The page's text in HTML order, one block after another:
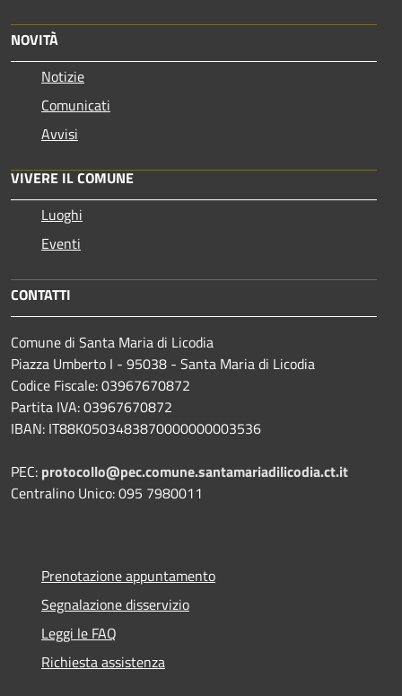
NOVITÀ
Notizie
Comunicati
Avvisi
VIVERE IL COMUNE
Luoghi
Eventi
CONTATTI
Comune di Santa Maria di Licodia
Piazza Umberto I - 95038 - Santa Maria di Licodia
Codice Fiscale: 03967670872
Partita IVA: 03967670872
IBAN: IT88K0503483870000000003536
PEC: protocollo@pec.comune.santamariadilicodia.ct.it
Centralino Unico: 095 7980011
Prenotazione appuntamento
Segnalazione disservizio
Leggi le FAQ
Richiesta assistenza